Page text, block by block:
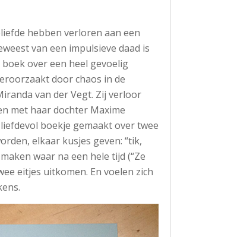
hebben verloren aan een
van een impulsieve daad is
boek over een heel gevoelig
door chaos in de
van der Vegt. Zij verloor
met haar dochter Maxime
boekje gemaakt over twee
elkaar kusjes geven: “tik,
waar na een hele tijd (“Ze
eitjes uitkomen. En voelen zich